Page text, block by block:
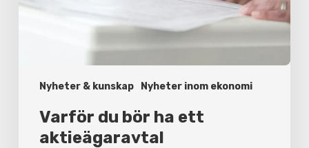
Nyheter & kunskap Nyheter inom ekonomi
Varför du bör ha ett
aktieägaravtal